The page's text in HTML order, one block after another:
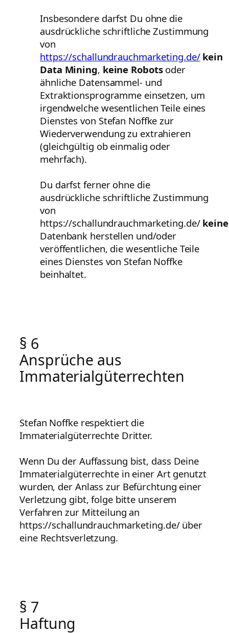
Insbesondere darfst Du ohne die
ausdrückliche schriftliche Zustimmung
von
https://schallundrauchmarketing.de/ kein
Data Mining, keine Robotsoder
ähnliche Datensammel- und
Extraktionsprogramme einsetzen, um
irgendwelche wesentlichen Teile eines
Dienstes von Stefan Noffke zur
Wiederverwendung zu extrahieren
(gleichgültig ob einmalig oder
mehrfach).
Du darfst ferner ohne die
ausdrückliche schriftliche Zustimmung
von
https://schallundrauchmarketing.de/
Datenbank herstellen und/oder
veröffentlichen, die wesentliche Teile
eines Dienstes von Stefan Noffke
beinhaltet.
§ 6
Ansprüche aus
Immaterialgüterrechten
Stefan Noffke respektiert die
Immaterialgüterrechte Dritter.
Wenn Du der Auffassung bist, dass Deine
Immaterialgüterrechte in einer Art genutzt
wurden, der Anlass zur Befürchtung einer
Verletzung gibt, folge bitte unserem
Verfahren zur Mitteilung an
https://schallundrauchmarketing.de/ über
eine Rechtsverletzung.
§ 7
Haftung